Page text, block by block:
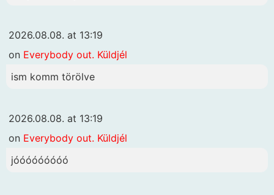
2026.08.08. at 13:19
on Everybody out. Küldjél
ism komm törölve
2026.08.08. at 13:19
on Everybody out. Küldjél
jóóóóóóóóó